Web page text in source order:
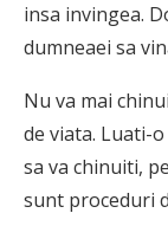
insa invingea.
dumneaei sa
Nu va mai
de viata. Luati-
sa va chinuiti,
sunt proceduri